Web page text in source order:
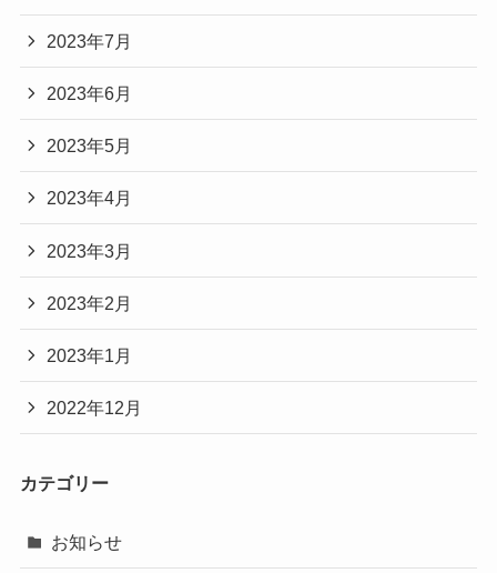
2023年7月
2023年6月
2023年5月
2023年4月
2023年3月
2023年2月
2023年1月
2022年12月
カテゴリー
お知らせ